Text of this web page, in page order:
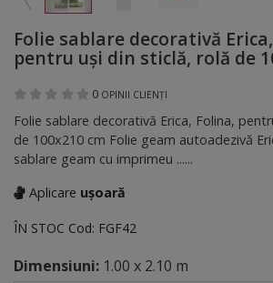
Folie sablare decorativă
pentru uşi din sticlă, rolă de
0 OPINII CLIENȚI
Folie sablare decorativă Erica, Folina,
de 100x210 cm Folie geam autoadezivă
sablare geam cu imprimeu ......
Aplicare ușoară
ÎN STOC Cod: FGF42
Dimensiuni: 1.00 x 2.10 m